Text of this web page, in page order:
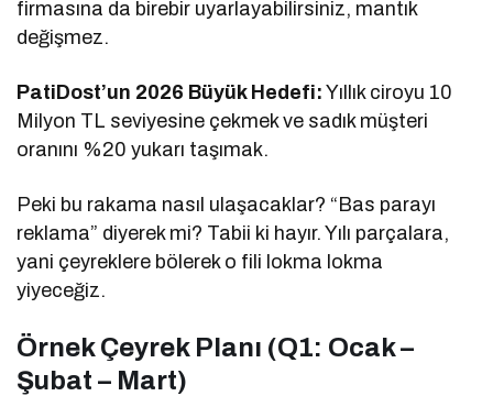
firmasına da birebir uyarlayabilirsiniz, mantık
değişmez.
PatiDost’un 2026 Büyük Hedefi: Yıllık ciroyu 10
Milyon TL seviyesine çekmek ve sadık müşteri
oranını %20 yukarı taşımak.
Peki bu rakama nasıl ulaşacaklar? “Bas parayı
reklama” diyerek mi? Tabii ki hayır. Yılı parçalara,
yani çeyreklere bölerek o fili lokma lokma
yiyeceğiz.
Örnek Çeyrek Planı (Q1: Ocak –
Şubat – Mart)